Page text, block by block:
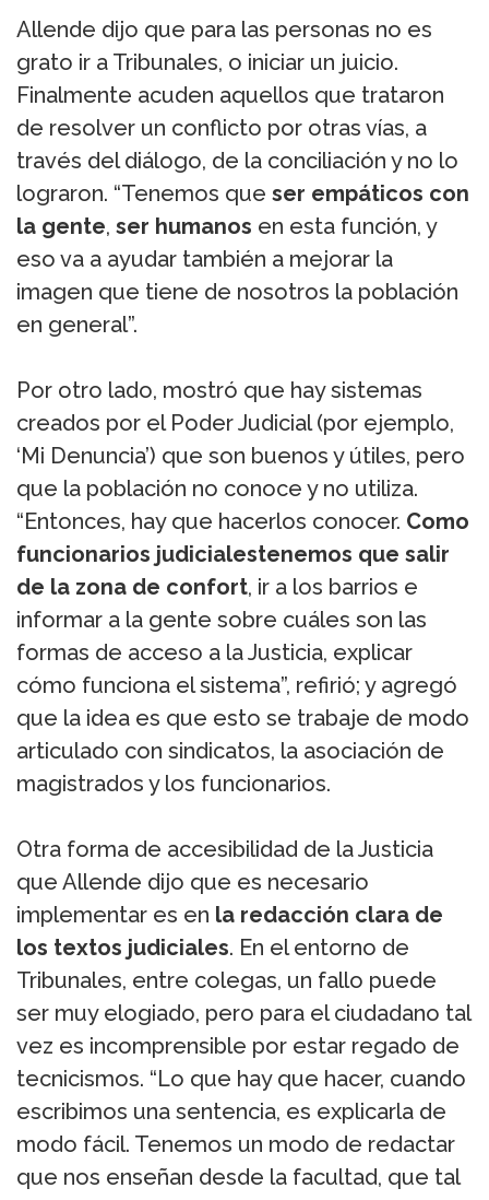
Allende dijo que para las personas no es
grato ir a Tribunales, o iniciar un juicio.
Finalmente acuden aquellos que trataron
de resolver un conflicto por otras vías, a
través del diálogo, de la conciliación y no lo
lograron. “Tenemos que ser empáticos con
la gente, ser humanos en esta función, y
eso va a ayudar también a mejorar la
imagen que tiene de nosotros la población
en general”.
Por otro lado, mostró que hay sistemas
creados por el Poder Judicial (por ejemplo,
‘Mi Denuncia’) que son buenos y útiles, pero
que la población no conoce y no utiliza.
“Entonces, hay que hacerlos conocer. Como
funcionarios judicialestenemos que salir
de la zona de confort, ir a los barrios e
informar a la gente sobre cuáles son las
formas de acceso a la Justicia, explicar
cómo funciona el sistema”, refirió; y agregó
que la idea es que esto se trabaje de modo
articulado con sindicatos, la asociación de
magistrados y los funcionarios.
Otra forma de accesibilidad de la Justicia
que Allende dijo que es necesario
implementar es en la redacción clara de
los textos judiciales. En el entorno de
Tribunales, entre colegas, un fallo puede
ser muy elogiado, pero para el ciudadano tal
vez es incomprensible por estar regado de
tecnicismos. “Lo que hay que hacer, cuando
escribimos una sentencia, es explicarla de
modo fácil. Tenemos un modo de redactar
que nos enseñan desde la facultad, que tal